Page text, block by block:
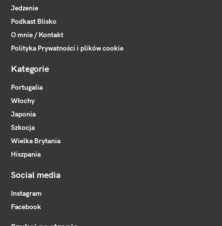
Jedzenie
Podkast Blisko
O mnie / Kontakt
Polityka Prywatności i plików cookie
Kategorie
Portugalia
Włochy
Japonia
Szkocja
Wielka Brytania
Hiszpania
Social media
Instagram
Facebook